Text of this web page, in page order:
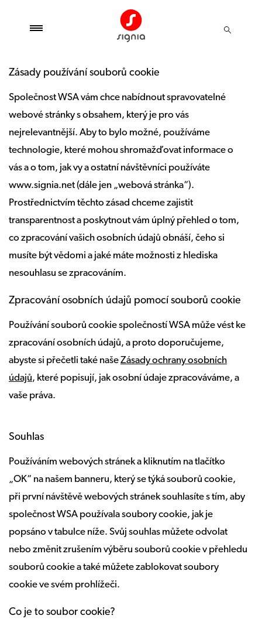
Zásady používání souborů cookie
Společnost WSA vám chce nabídnout spravovatelné
webové stránky s obsahem, který je pro vás
nejrelevantnější. Aby to bylo možné, používáme
technologie, které mohou shromažďovat informace o
vás a o tom, jak vy a ostatní návštěvníci používáte
www.signia.net (dále jen „webová stránka“).
Prostřednictvím těchto zásad chceme zajistit
transparentnost a poskytnout vám úplný přehled o tom,
co zpracování vašich osobních údajů obnáší, čeho si
musíte být vědomi a jaké máte možnosti z hlediska
nesouhlasu se zpracováním.
Zpracování osobních údajů pomocí souborů cookie
Používání souborů cookie společností WSA může vést ke
zpracování osobních údajů, a proto doporučujeme,
abyste si přečetli také našeZásady ochrany osobních
údajů, které popisují, jak osobní údaje zpracováváme, a
vaše práva.
Souhlas
Používáním webových stránek a kliknutím na tlačítko
„OK“ na našem banneru, který se týká souborů cookie,
při první návštěvě webových stránek souhlasíte s tím, aby
společnost WSA používala soubory cookie, jak je
popsáno v tabulce níže. Svůj souhlas můžete odvolat
nebo změnit zrušením výběru souborů cookie v přehledu
souborů cookie a také můžete zablokovat soubory
cookie ve svém prohlížeči.
Co je to soubor cookie?